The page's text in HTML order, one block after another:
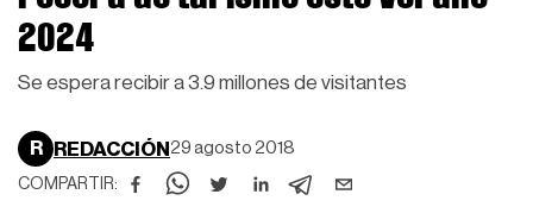
2024
Se espera recibir a 3.9 millones de visitantes
R REDACCIÓN 29 agosto 2018
COMPARTIR: